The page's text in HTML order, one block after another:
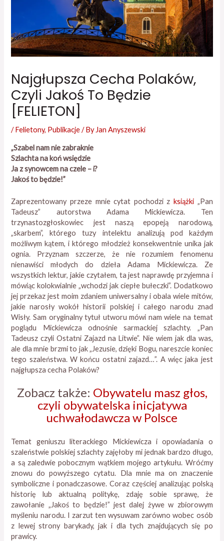
Najgłupsza Cecha Polaków,
Czyli Jakoś To Będzie
[FELIETON]
/Felietony, Publikacje/ ByJan Anyszewski
„Szabel nam nie zabraknie
Szlachta na koń wsiędzie
Ja z synowcem na czele – i?
Jakoś to będzie!”
Zaprezentowany przeze mnie cytat pochodzi z książki„Pan
Tadeusz” autorstwa Adama Mickiewicza. Ten
trzynastozgłoskowiec jest naszą epopeją narodową,
„skarbem”, którego tuzy intelektu analizują pod każdym
możliwym kątem, i którego młodzież konsekwentnie unika jak
ognia. Przyznam szczerze, że nie rozumiem fenomenu
nienawiści młodych do dzieła Adama Mickiewicza. Ze
wszystkich lektur, jakie czytałem, ta jest naprawdę przyjemna i
mówiąc kolokwialnie „wchodzi jak ciepłe bułeczki”. Dodatkowo
jej przekaz jest moim zdaniem uniwersalny i obala wiele mitów,
jakie narosły wokół historii polskiej i całego narodu znad
Wisły. Sam oryginalny tytuł utworu mówi nam wiele na temat
poglądu Mickiewicza odnośnie sarmackiej szlachty. „Pan
Tadeusz czyli Ostatni Zajazd na Litwie”. Nie wiem jak dla was,
ale dla mnie brzmi to jak „Jezusie, dzięki Bogu, nareszcie koniec
tego szaleństwa. W końcu ostatni zajazd…”. A więc jaka jest
najgłupsza cecha Polaków?
Zobacz także: Obywatelu masz głos,
czyli obywatelska inicjatywa
uchwałodawcza w Polsce
Temat geniuszu literackiego Mickiewicza i opowiadania o
szaleństwie polskiej szlachty zajęłoby mi jednak bardzo długo,
a są zaledwie pobocznym wątkiem mojego artykułu. Wróćmy
znowu do powyższego cytatu. Dla mnie ma on znaczenie
symboliczne i ponadczasowe. Coraz częściej analizując polską
historię lub aktualną politykę, zdaję sobie sprawę, że
zawołanie „Jakoś to będzie!” jest dalej żywe w zbiorowym
myśleniu narodu. I zarzut ten wysuwam zarówno wobec osób
z lewej strony barykady, jak i dla tych znajdujących się po
prawicy.